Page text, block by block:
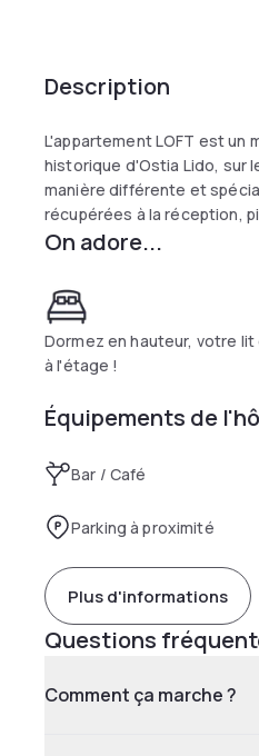
Description
L'appartement LOFT est
historique d'Ostia Lido, sur
manière différente et
récupérées à la réception,
On adore...
Dormez en hauteur, votre
à l'étage !
Équipements de
Bar / Café
Parking à proximité
Plus d'informations
Questions
Comment ça marche ?